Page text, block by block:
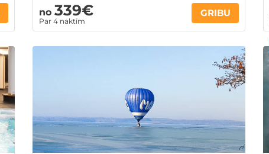
no 339€
Par 4 naktīm
GRIBU